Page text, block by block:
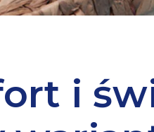
lub ESC, aby
i